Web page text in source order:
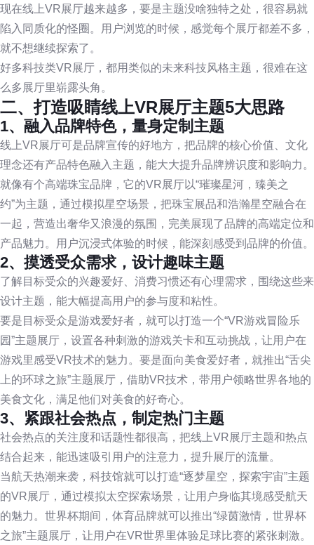
现在线上VR展厅越来越多，要是主题没啥独特之处，很容易就
陷入同质化的怪圈。用户浏览的时候，感觉每个展厅都差不多，
就不想继续探索了。
好多科技类VR展厅，都用类似的未来科技风格主题，很难在这
么多展厅里崭露头角。
二、打造吸睛线上VR展厅主题5大思路
1、融入品牌特色，量身定制主题
线上VR展厅可是品牌宣传的好地方，把品牌的核心价值、文化
理念还有产品特色融入主题，能大大提升品牌辨识度和影响力。
就像有个高端珠宝品牌，它的VR展厅以“璀璨星河，臻美之
约”为主题，通过模拟星空场景，把珠宝展品和浩瀚星空融合在
一起，营造出奢华又浪漫的氛围，完美展现了品牌的高端定位和
产品魅力。用户沉浸式体验的时候，能深刻感受到品牌的价值。
2、摸透受众需求，设计趣味主题
了解目标受众的兴趣爱好、消费习惯还有心理需求，围绕这些来
设计主题，能大幅提高用户的参与度和粘性。
要是目标受众是游戏爱好者，就可以打造一个“VR游戏冒险乐
园”主题展厅，设置各种刺激的游戏关卡和互动挑战，让用户在
游戏里感受VR技术的魅力。要是面向美食爱好者，就推出“舌尖
上的环球之旅”主题展厅，借助VR技术，带用户领略世界各地的
美食文化，满足他们对美食的好奇心。
3、紧跟社会热点，制定热门主题
社会热点的关注度和话题性都很高，把线上VR展厅主题和热点
结合起来，能迅速吸引用户的注意力，提升展厅的流量。
当航天热潮来袭，科技馆就可以打造“逐梦星空，探索宇宙”主题
的VR展厅，通过模拟太空探索场景，让用户身临其境感受航天
的魅力。世界杯期间，体育品牌就可以推出“绿茵激情，世界杯
之旅”主题展厅，让用户在VR世界里体验足球比赛的紧张刺激。